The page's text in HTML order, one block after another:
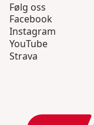
Følg oss
Facebook
Instagram
YouTube
Strava